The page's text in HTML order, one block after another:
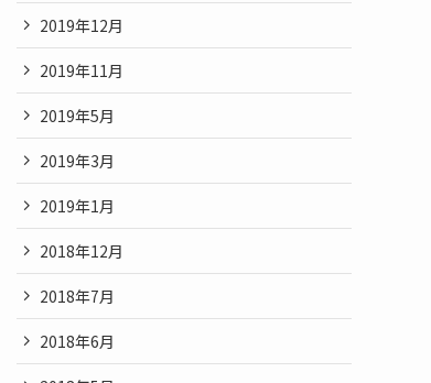
2019年12月
2019年11月
2019年5月
2019年3月
2019年1月
2018年12月
2018年7月
2018年6月